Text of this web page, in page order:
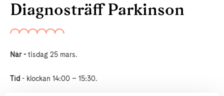
Diagnosträff Parkinson
När - tisdag 25 mars.
Tid - klockan 14:00 – 15:30.